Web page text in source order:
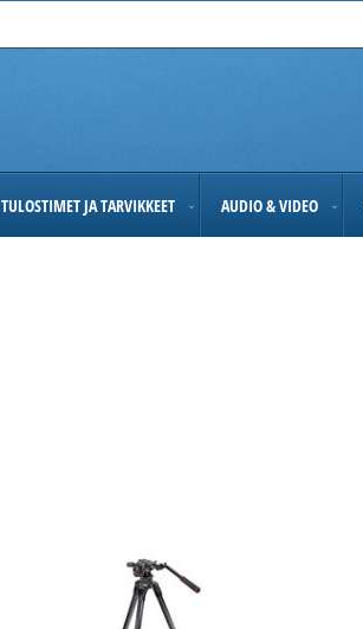
TULOSTIMET JA TARVIKKEET AUDIO & VIDEO